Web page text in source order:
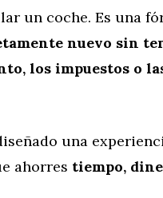
un coche. Es una
nuevo sin
los impuestos o
una
ahorres tiempo,